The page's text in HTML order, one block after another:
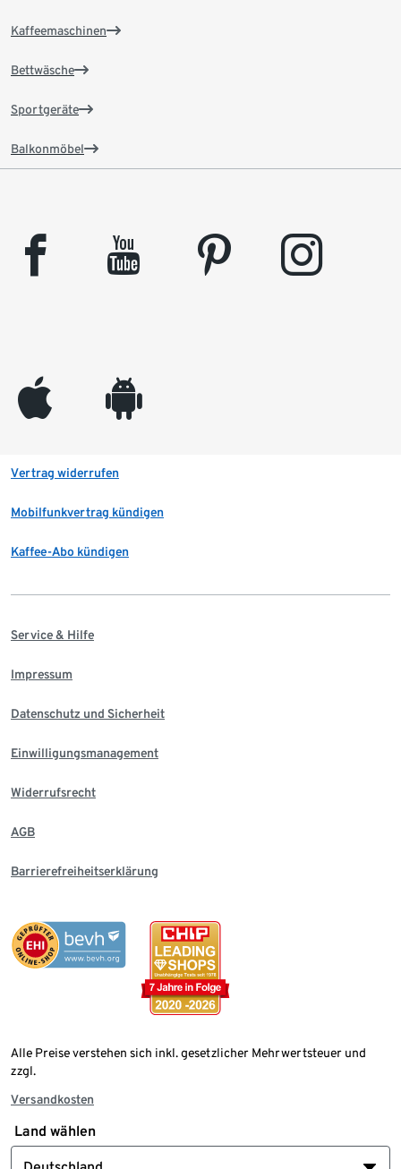
Kaffeemaschinen
Bettwäsche
Sportgeräte
Balkonmöbel
facebook youtube pinterest instagram
appleinc android
Vertrag widerrufen
Mobilfunkvertrag kündigen
Kaffee-Abo kündigen
Service & Hilfe
Impressum
Datenschutz und Sicherheit
Einwilligungsmanagement
Widerrufsrecht
AGB
Barrierefreiheitserklärung
Alle Preise verstehen sich inkl. gesetzlicher Mehrwertsteuer und
zzgl.
Versandkosten
Land wählen